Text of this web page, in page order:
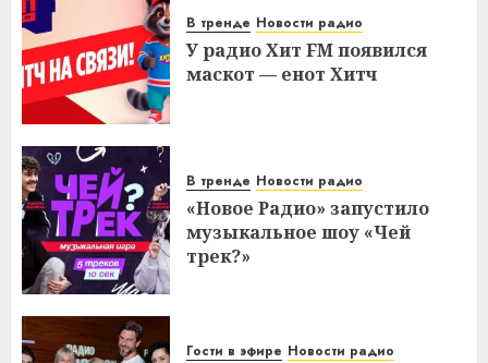
В тренде Новости радио
У радио Хит FM появился
маскот — енот Хитч
В тренде Новости радио
«Новое Радио» запустило
музыкальное шоу «Чей
трек?»
Гости в эфире Новости радио